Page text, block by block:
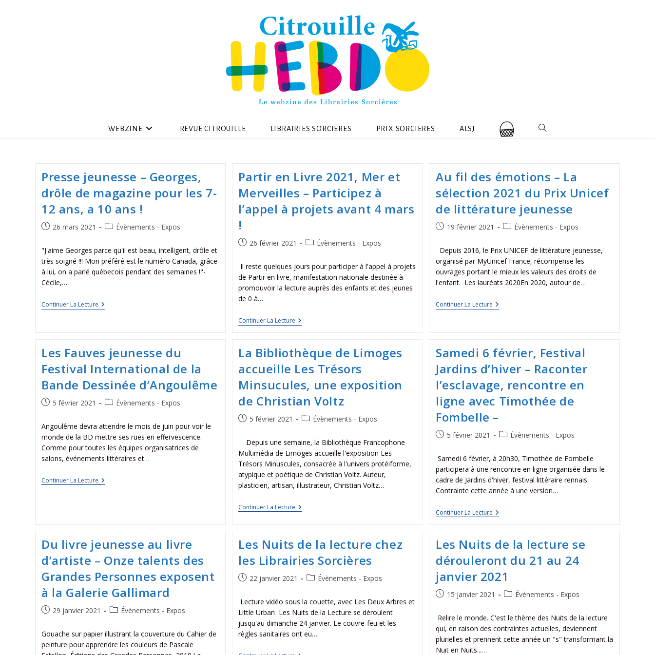
WEBZINE REVUE CITROUILLE LIBRAIRIES SORCIERES PRIX SORCIERES ALSJ
Presse jeunesse – Georges,
drôle de magazine pour les 7-
12 ans, a 10 ans !
26 mars 2021 Évènements - Expos
"J'aime Georges parce qu'il est beau, intelligent, drôle et
très soigné !!! Mon préféré est le numéro Canada, grâce
à lui, on a parlé québecois pendant des semaines !"-
Cécile,…
Continuer La Lecture
Partir en Livre 2021, Mer et
Merveilles – Participez à
l’appel à projets avant 4 mars
!
26 février 2021 Évènements - Expos
Il reste quelques jours pour participer à l'appel à projets
de Partir en livre, manifestation nationale destinée à
promouvoir la lecture auprès des enfants et des jeunes
de 0 à…
Continuer La Lecture
Au fil des émotions – La
sélection 2021 du Prix Unicef
de littérature jeunesse
19 février 2021 Évènements - Expos
Depuis 2016, le Prix UNICEF de littérature jeunesse,
organisé par MyUnicef France, récompense les
ouvrages portant le mieux les valeurs des droits de
l'enfant. Les lauréats 2020En 2020, autour de…
Continuer La Lecture
Les Fauves jeunesse du
Festival International de la
Bande Dessinée d’Angoulême
5 février 2021 Évènements - Expos
Angoulême devra attendre le mois de juin pour voir le
monde de la BD mettre ses rues en effervescence.
Comme pour toutes les équipes organisatrices de
salons, événements littéraires et…
Continuer La Lecture
La Bibliothèque de Limoges
accueille Les Trésors
Minsucules, une exposition
de Christian Voltz
5 février 2021 Évènements - Expos
Depuis une semaine, la Bibliothèque Francophone
Multimédia de Limoges accueille l'exposition Les
Trésors Minuscules, consacrée à l'univers protéiforme,
atypique et poétique de Christian Voltz. Auteur,
plasticien, artisan, illustrateur, Christian Voltz…
Continuer La Lecture
Samedi 6 février, Festival
Jardins d’hiver – Raconter
l’esclavage, rencontre en
ligne avec Timothée de
Fombelle –
5 février 2021 Évènements - Expos
Samedi 6 février, à 20h30, Timothée de Fombelle
participera à une rencontre en ligne organisée dans le
cadre de Jardins d'hiver, festival littéraire rennais.
Contrainte cette année à une version…
Continuer La Lecture
Du livre jeunesse au livre
d’artiste – Onze talents des
Grandes Personnes exposent
à la Galerie Gallimard
29 janvier 2021 Évènements - Expos
Gouache sur papier illustrant la couverture du Cahier de
peinture pour apprendre les couleurs de Pascale
Les Nuits de la lecture chez
les Librairies Sorcières
22 janvier 2021 Évènements - Expos
Lecture vidéo sous la couette, avec Les Deux Arbres et
Little Urban Les Nuits de la Lecture se déroulent
jusqu'au dimanche 24 janvier. Le couvre-feu et les
règles sanitaires ont eu…
Les Nuits de la lecture se
dérouleront du 21 au 24
janvier 2021
15 janvier 2021 Évènements - Expos
Relire le monde. C'est le thème des Nuits de la lecture
qui, en raison des contraintes actuelles, deviennent
plurielles et prennent cette année un "s" transformant la
Nuit en Nuits...…